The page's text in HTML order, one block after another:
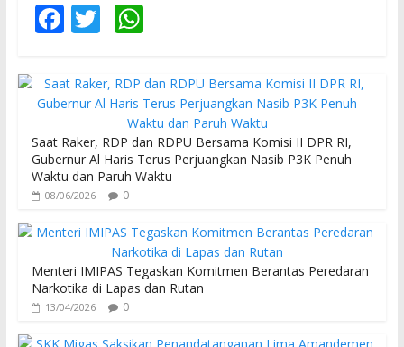
F
e
b
o
o
k
T
itt
er
W
at
s
A
p
p
Saat Raker, RDP dan RDPU Bersama Komisi II DPR RI,
Gubernur Al Haris Terus Perjuangkan Nasib P3K Penuh
Waktu dan Paruh Waktu
08/06/2026 0
Menteri IMIPAS Tegaskan Komitmen Berantas Peredaran
Narkotika di Lapas dan Rutan
13/04/2026 0